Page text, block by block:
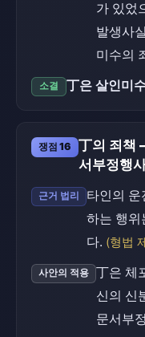
가 있었
발생사
미수의
소결 丁은 살인미
쟁점 16
丁의 죄책
서부정행
근거 법리
타인의 운
하는 행위
다. (형법
사안의 적용
丁은 체
신의 신
문서부